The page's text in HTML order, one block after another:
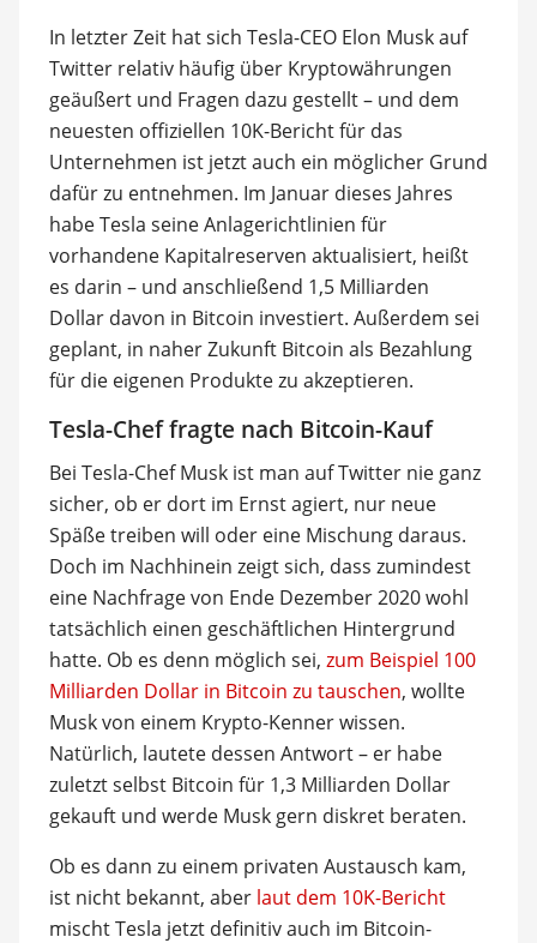
In letzter Zeit hat sich Tesla-CEO Elon Musk auf
Twitter relativ häufig über Kryptowährungen
geäußert und Fragen dazu gestellt – und dem
neuesten offiziellen 10K-Bericht für das
Unternehmen ist jetzt auch ein möglicher Grund
dafür zu entnehmen. Im Januar dieses Jahres
habe Tesla seine Anlagerichtlinien für
vorhandene Kapitalreserven aktualisiert, heißt
es darin – und anschließend 1,5 Milliarden
Dollar davon in Bitcoin investiert. Außerdem sei
geplant, in naher Zukunft Bitcoin als Bezahlung
für die eigenen Produkte zu akzeptieren.
Tesla-Chef fragte nach Bitcoin-Kauf
Bei Tesla-Chef Musk ist man auf Twitter nie ganz
sicher, ob er dort im Ernst agiert, nur neue
Späße treiben will oder eine Mischung daraus.
Doch im Nachhinein zeigt sich, dass zumindest
eine Nachfrage von Ende Dezember 2020 wohl
tatsächlich einen geschäftlichen Hintergrund
hatte. Ob es denn möglich sei, zum Beispiel 100
Milliarden Dollar in Bitcoin zu tauschen, wollte
Musk von einem Krypto-Kenner wissen.
Natürlich, lautete dessen Antwort – er habe
zuletzt selbst Bitcoin für 1,3 Milliarden Dollar
gekauft und werde Musk gern diskret beraten.
Ob es dann zu einem privaten Austausch kam,
ist nicht bekannt, aber laut dem 10K-Bericht
mischt Tesla jetzt definitiv auch im Bitcoin-